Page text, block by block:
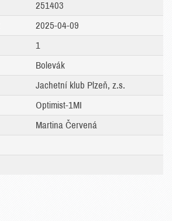
251403
2025-04-09
1
Bolevák
Jachetní klub Plzeň, z.s.
Optimist-1MI
Martina Červená